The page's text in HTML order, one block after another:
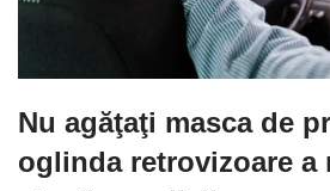
Nu agăţaţi masca de
oglinda retrovizoare a